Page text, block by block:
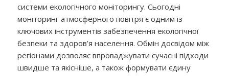
системи екологічного моніторингу. Сьогодні
моніторинг атмосферного повітря є одним із
ключових інструментів забезпечення екологічної
безпеки та здоров’я населення. Обмін досвідом між
регіонами дозволяє впроваджувати сучасні підходи
швидше та якісніше, а також формувати єдину